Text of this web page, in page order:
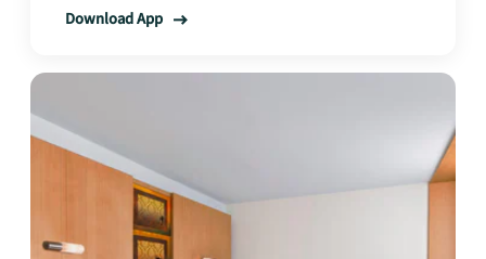
Download App